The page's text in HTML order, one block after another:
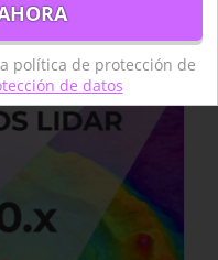
política de protección de
de datos